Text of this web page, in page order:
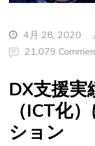
4月 28, 2020
21,079
DX支援
（ICT化
ション